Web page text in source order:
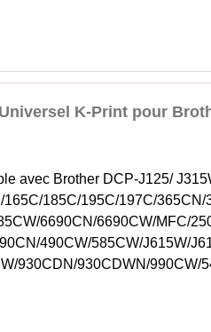
K-Print pour
avec Brother DCP-J125/
185C/195C/197C/365CN/
6690CN/6690CW/MFC/
490CW/585CW/J615W/
930CDN/930CDWN/990CW/